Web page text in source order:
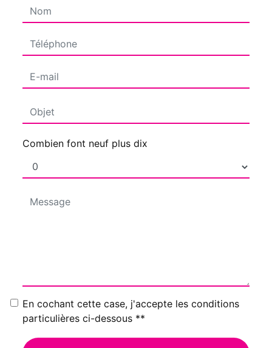
Combien font neuf plus dix
En cochant cette case, j'accepte les conditions
particulières ci-dessous **